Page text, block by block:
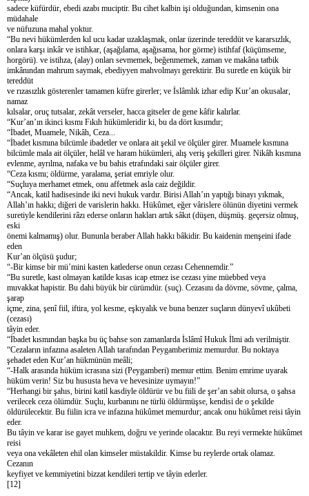
sadece küfürdür, ebedi azabı muciptir. Bu cihet kalbin işi olduğundan, kimsenin ona
müdahale
ve nüfuzuna mahal yoktur.
“Bu nevi hükümlerden kıl ucu kadar uzaklaşmak, onlar üzerinde tereddüt ve kararsızlık,
onlara karşı inkâr ve istihkar, (aşağılama, aşağısama, hor görme) istihfaf (küçümseme,
horgörü). ve istihza, (alay) onları sevmemek, beğenmemek, zaman ve makâna tatbik
imkânından mahrum saymak, ebediyyen mahvolmayı gerektirir. Bu suretle en küçük bir
tereddüt
ve rızasızlık gösterenler tamamen küfre girerler; ve İslâmlık izhar edip Kur’an okusalar,
namaz
kılsalar, oruç tutsalar, zekât verseler, hacca gitseler de gene kâfir kalırlar.
“Kur’an’ın ikinci kısmı Fıkıh hükümleridir ki, bu da dört kısımdır;
“İbadet, Muamele, Nikâh, Ceza...
“İbadet kısmına bilcümle ibadetler ve onlara ait şekil ve ölçüler girer. Muamele kısmına
bilcümle mala ait ölçüler, helâl ve haram hükümleri, alış veriş şekilleri girer. Nikâh kısmına
evlenme, ayrılma, nafaka ve bu bahis etrafındaki sair ölçüler girer.
“Ceza kısmı; öldürme, yaralama, şeriat emriyle olur.
“Suçluya merhamet etmek, onu affetmek asla caiz değildir.
“Ancak, katil hadisesinde iki nevi hukuk vardır. Birisi Allah’ın yaptığı binayı yıkmak,
Allah’ın hakkı; diğeri de varislerin hakkı. Hükûmet, eğer vârislere ölünün diyetini vermek
suretiyle kendilerini râzı ederse onların hakları artık sâkıt (düşen, düşmüş. geçersiz olmuş,
eski
önemi kalmamış) olur. Bununla beraber Allah hakkı bâkidir. Bu kaidenin menşeini ifade
eden
Kur’an ölçüsü şudur;
“-Bir kimse bir mü’mini kasten katlederse onun cezası Cehennemdir.”
“Bu suretle, kast olmayan katilde kısas icap etmez ise cezası yine müebbed veya
muvakkat hapistir. Bu dahi büyük bir cürümdür. (suç). Cezasını da dövme, sövme, çalma,
şarap
içme, zina, şenî fiil, iftira, yol kesme, eşkıyalık ve buna benzer suçların dünyevî ukûbeti
(cezası)
tâyin eder.
“İbadet kısmından başka bu üç bahse son zamanlarda İslâmî Hukuk İlmi adı verilmiştir.
“Cezaların infazına asaleten Allah tarafından Peygamberimiz memurdur. Bu noktaya
şehadet eden Kur’an hükmünün meâli;
“-Halk arasında hüküm icrasına sizi (Peygamberi) memur ettim. Benim emrime uyarak
hüküm verin! Siz bu hususta heva ve hevesinize uymayın!”
“Herhangi bir şahıs, birini katil kasdiyle öldürür ve bu fiili de şer’an sabit olursa, o şahsa
verilecek ceza ölümdür. Suçlu, kurbanını ne türlü öldürmüşse, kendisi de o şekilde
öldürülecektir. Bu fiilin icra ve infazına hükûmet memurdur; ancak onu hükûmet reisi tâyin
eder.
Bu tâyin ve karar ise gayet muhkem, doğru ve yerinde olacaktır. Bu reyi vermekte hükûmet
reisi
veya ona vekâleten ehil olan kimseler müstakildir. Kimse bu reylerde ortak olamaz.
Cezanın
keyfiyet ve kemmiyetini bizzat kendileri tertip ve tâyin ederler.
[12]